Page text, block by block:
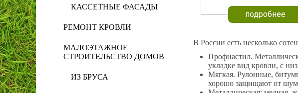
КАССЕТНЫЕ ФАСАДЫ
РЕМОНТ КРОВЛИ
МАЛОЭТАЖНОЕ
СТРОИТЕЛЬСТВО ДОМОВ
ИЗ БРУСА
подробнее
В России есть несколько
Профнастил.
укладке вид кровли, с
Мягкая. Рулонные,
хорошо защищают от